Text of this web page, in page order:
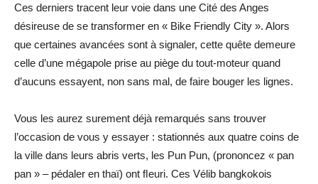
Ces derniers tracent leur voie dans une Cité des Anges
désireuse de se transformer en « Bike Friendly City ». Alors
que certaines avancées sont à signaler, cette quête demeure
celle d’une mégapole prise au piège du tout-moteur quand
d’aucuns essayent, non sans mal, de faire bouger les lignes.
Vous les aurez surement déjà remarqués sans trouver
l’occasion de vous y essayer : stationnés aux quatre coins de
la ville dans leurs abris verts, les Pun Pun, (prononcez « pan
pan » – pédaler en thaï) ont ﬂeuri. Ces Vélib bangkokois